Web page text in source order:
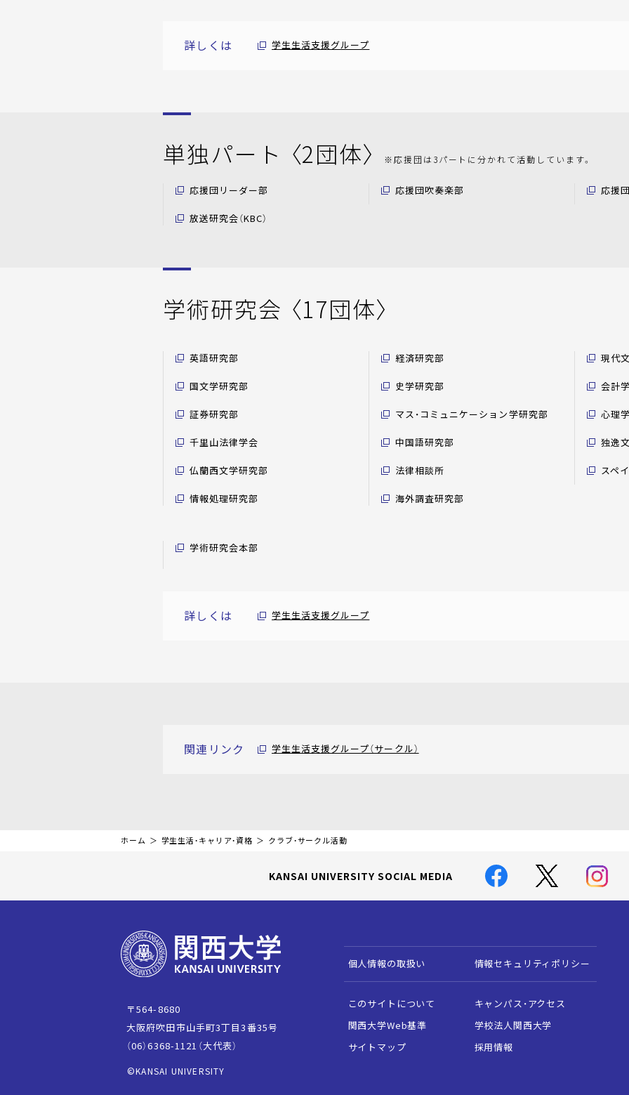
詳しくは 学生生活支援グループ
単独パート 〈2団体〉 ※応援団は3パートに分かれて活動しています。
応援団リーダー部 応援団吹奏楽部 応援
放送研究会（KBC）
学術研究会 〈17団体〉
英語研究部 経済研究部 現代
国文学研究部 史学研究部 会計
証券研究部 マス・コミュニケーション学研究部 心理
千里山法律学会 中国語研究部 独逸
仏蘭西文学研究部 法律相談所 スペ
情報処理研究部 海外調査研究部
学術研究会本部
詳しくは 学生生活支援グループ
関連リンク 学生生活支援グループ（サークル）
ホーム 学生生活・キャリア・資格 クラブ・サークル活動
KANSAI UNIVERSITY SOCIAL MEDIA
個人情報の取扱い 情報セキュリティポリシー
このサイトについて
キャンパス・アクセス
関西大学Web基準
学校法人関西大学
サイトマップ
採用情報
〒564-8680
大阪府吹田市山手町3丁目3番35号
（06）6368-1121（大代表）
©KANSAI UNIVERSITY